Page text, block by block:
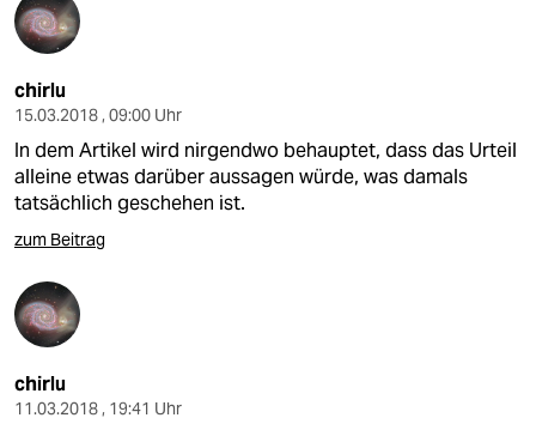
chirlu
15.03.2018 , 09:00 Uhr
In dem Artikel wird nirgendwo behauptet, dass das Urteil
alleine etwas darüber aussagen würde, was damals
tatsächlich geschehen ist.
zum Beitrag
chirlu
11.03.2018 , 19:41 Uhr